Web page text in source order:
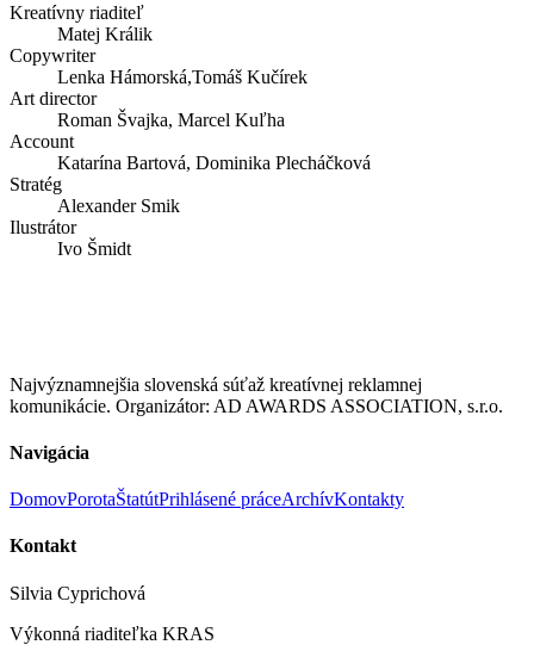
Kreatívny riaditeľ
Matej Králik
Copywriter
Lenka Hámorská,Tomáš Kučírek
Art director
Roman Švajka, Marcel Kuľha
Account
Katarína Bartová, Dominika Plecháčková
Stratég
Alexander Smik
Ilustrátor
Ivo Šmidt
Najvýznamnejšia slovenská súťaž kreatívnej reklamnej
komunikácie. Organizátor: AD AWARDS ASSOCIATION, s.r.o.
Navigácia
DomovPorotaŠtatútPrihlásené práceArchívKontakty
Kontakt
Silvia Cyprichová
Výkonná riaditeľka KRAS